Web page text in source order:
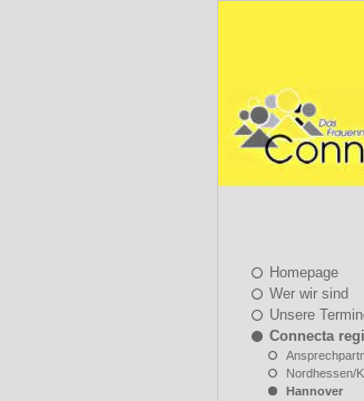
Homepage
Wer wir sind
Unsere
Connecta
Nordhessen/
Hannover